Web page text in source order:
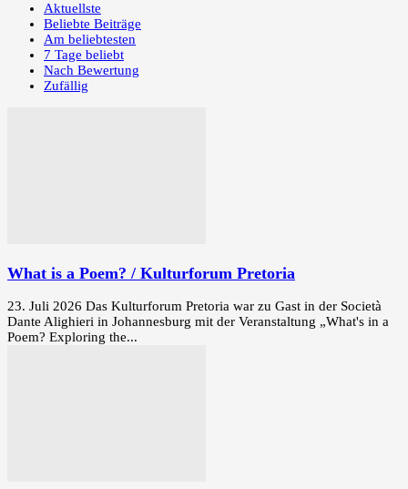
Aktuellste
Beliebte Beiträge
Am beliebtesten
7 Tage beliebt
Nach Bewertung
Zufällig
What is a Poem? / Kulturforum Pretoria
23. Juli 2026 Das Kulturforum Pretoria war zu Gast in der Società
Dante Alighieri in Johannesburg mit der Veranstaltung „What's in a
Poem? Exploring the...